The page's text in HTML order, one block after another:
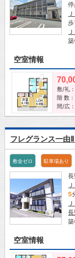
歩
空室情報
敷/礼：
階 数
間/広
フレグランス一
敷金ゼロ 駐車場あり
5
空室情報